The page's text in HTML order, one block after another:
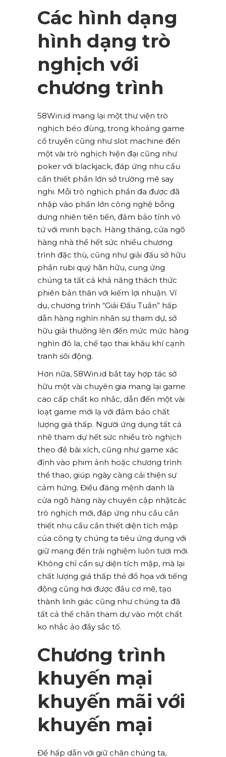
Các hình dạng
hình dạng trò
nghịch với
chương trình
58Win.id mang lại một thư viện trò
nghịch béo đùng, trong khoảng game
cổ truyền cũng như slot machine đến
một vài trò nghịch hiện đại cũng như
poker với blackjack, đáp ứng nhu cầu
cần thiết phần lớn sở trường mê say
nghi. Mỗi trò nghịch phần đa được đã
nhập vào phần lớn công nghệ bỗng
dưng nhiên tiên tiến, đảm bảo tính vô
tứ với minh bạch. Hàng tháng, cửa ngõ
hàng nhà thể hết sức nhiều chương
trình đặc thù, cũng như giải đấu sở hữu
phần rubi quý hãn hữu, cung ứng
chúng ta tất cả khả năng thách thức
phiên bản thân với kiếm lợi nhuận. Ví
dụ, chương trình “Giải Đấu Tuần” hấp
dẫn hàng nghìn nhân sự tham dự, sở
hữu giải thưởng lên đến mức mức hàng
nghìn đô la, chế tạo thai khâu khí cạnh
tranh sôi động.
Hơn nữa, 58Win.id bắt tay hợp tác sở
hữu một vài chuyên gia mang lại game
cao cấp chất ko nhắc, dẫn đến một vài
loạt game mới lạ với đảm bảo chất
lượng giá thấp. Người ứng dụng tất cả
nhẽ tham dự hết sức nhiều trò nghịch
theo đề bài xích, cũng như game xác
định vào phim ảnh hoặc chương trình
thể thao, giúp ngày càng cải thiện sự
cảm hứng. Điều đáng mệnh danh là
cửa ngõ hàng này chuyên cập nhậtcác
trò nghịch mới, đáp ứng nhu cầu cần
thiết nhu cầu cần thiết diện tích mập
của công ty chúng ta tiêu ứng dụng với
giữ mang đến trải nghiệm luôn tươi mới.
Không chỉ cần sự diện tích mập, mà lại
chất lượng giá thấp thẻ đồ họa với tiếng
động cũng hơi được đầu cơ mẽ, tạo
thành linh giác cũng như chúng ta đã
tất cả thể chắn tham dự vào một chất
ko nhắc ảo đầy sắc tố.
Chương trình
khuyến mại
khuyến mãi với
khuyến mại
Để hấp dẫn với giữ chân chúng ta,